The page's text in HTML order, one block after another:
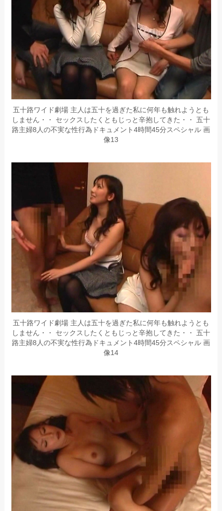
五十路ワイド劇場 主人は五十を過ぎた私に何年も触れようとも
しません・・ セックスしたくともじっと辛抱してきた・・ 五十
路主婦8人の不実な性行為ドキュメント4時間45分スペシャル 画
像13
五十路ワイド劇場 主人は五十を過ぎた私に何年も触れようとも
しません・・ セックスしたくともじっと辛抱してきた・・ 五十
路主婦8人の不実な性行為ドキュメント4時間45分スペシャル 画
像14